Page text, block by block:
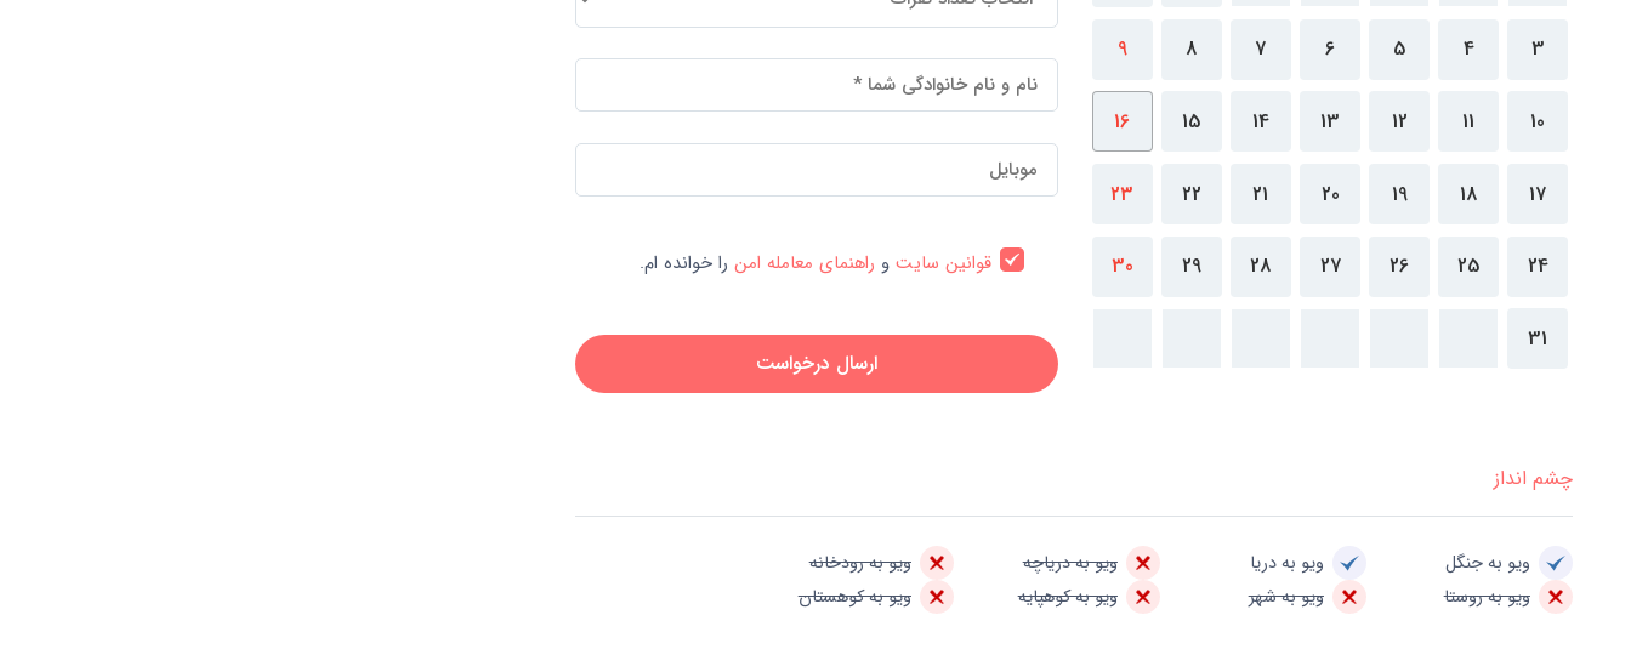
3
4
5
6
7
8
9
10
11
12
13
14
15
16
17
18
19
20
21
22
23
24
25
26
27
28
29
30
31
قوانین سایتو راهنمای معامله امنرا خوانده ام.
ارسال درخواست
چشم انداز
ویو به جنگل ویو به دریا ویو به دریاچه
ویو به رودخانه
ویو به روستا
ویو به شهر ویو به کوهپایه ویو به کوهستان